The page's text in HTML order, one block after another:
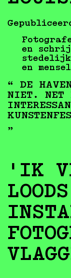
en
en
“ DE
NIET. NET
„
'IK